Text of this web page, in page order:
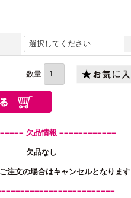
欠品情報 ============
欠品なし
注文の場合はキャンセルとなります